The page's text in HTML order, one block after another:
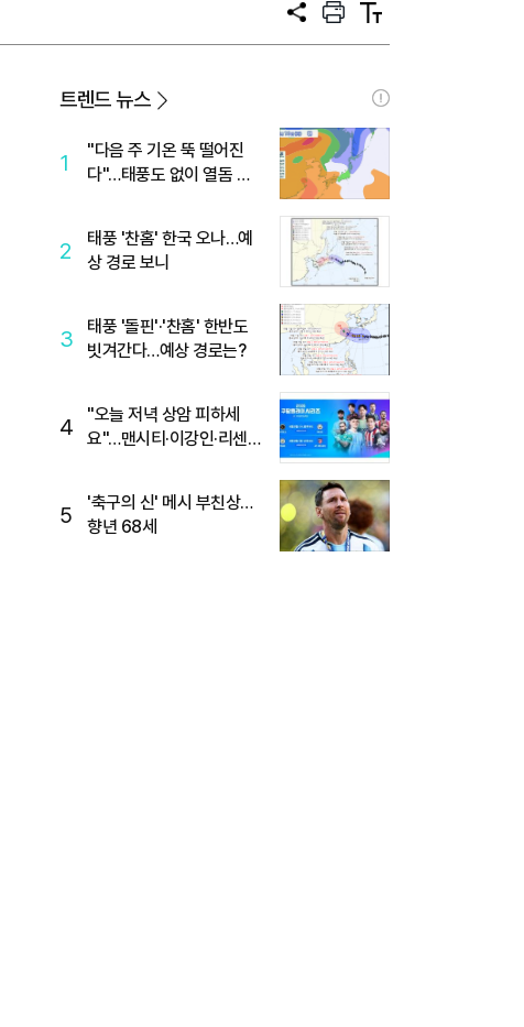
공
프
트
텍
트
트렌드 뉴스
1
"다음 주 기온 뚝 떨어진
다"…태풍도 없이 열돔 박
2
태풍 '찬홈' 한국 오나…예
상 경로 보니
3
태풍 '돌핀'·'찬홈' 한반도
빗겨간다…예상 경로는?
4
"오늘 저녁 상암 피하세
요"…맨시티·이강인·리센느
5
'축구의 신' 메시 부친상…
향년 68세